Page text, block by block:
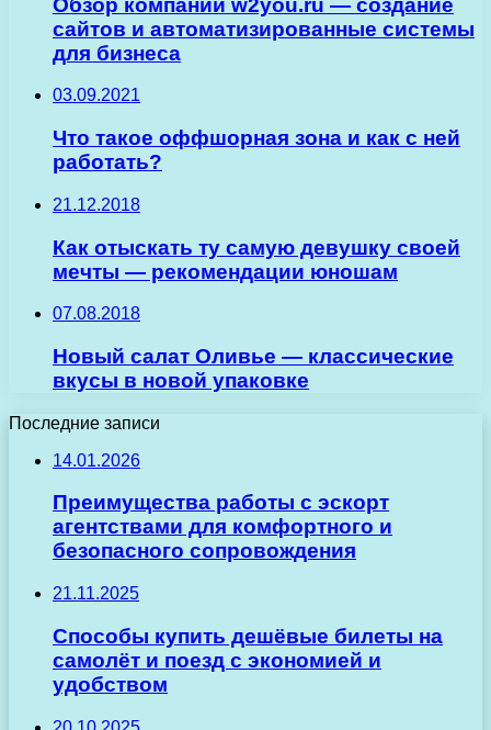
Обзор компании w2you.ru — создание
сайтов и автоматизированные системы
для бизнеса
03.09.2021
Что такое оффшорная зона и как с ней
работать?
21.12.2018
Как отыскать ту самую девушку своей
мечты — рекомендации юношам
07.08.2018
Новый салат Оливье — классические
вкусы в новой упаковке
Последние записи
14.01.2026
Преимущества работы с эскорт
агентствами для комфортного и
безопасного сопровождения
21.11.2025
Способы купить дешёвые билеты на
самолёт и поезд с экономией и
удобством